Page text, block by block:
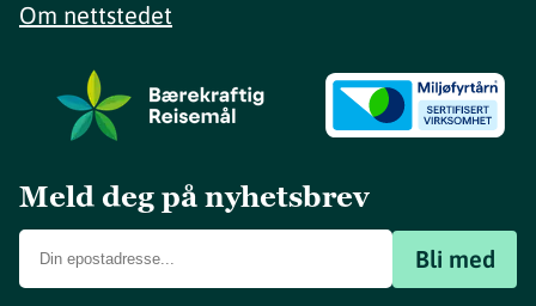
Om nettstedet
Meld deg på nyhetsbrev
Bli med